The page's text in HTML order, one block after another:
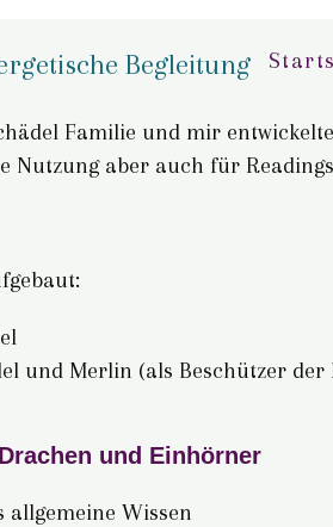
Familie und mir
Nutzung aber auch für
und Merlin (als Beschützer der
und Einhörner
Wissen